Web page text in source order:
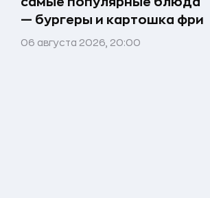
— бургеры и картошка фри
06 августа 2026, 20:00